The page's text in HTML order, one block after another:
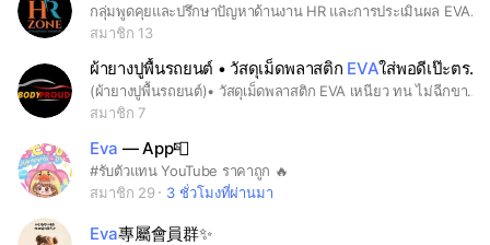
กลุ่มพูดคุยและปรึกษาปัญหาด้านงาน HR และการประเมินผล EVA Smart รุ่น 1
สมาชิก 13
ผ้ายางปูพื้นรถยนต์ • วัสดุเม็ดพลาสติก EVAใส่พอดีเป๊ะตรงรุ่น กันน้ำ
(ผ้ายางปูพื้นรถยนต์)• วัสดุเม็ดพลาสติก EVA เหนียว ทน ไม่ฉีกขาดง่าย• ติดตั้งง่าย วางพอดีเป๊ะ • ผ้ายางไม่มีกลิ่นเหม็น รับประกัน 100%• ขอบสูงป้องกันน้ำหก เศษหินเศษทรายได้ จัดจำหน่ายโดย: BODY PROUD.CO.,LTD 🌟 ผ้ายางตรงรุ่น Toyota fortuner 🌟⛄️ (1ชุด รวม 6ชิ้น) 📮 จัดส่งฟรี ems 🚙 เข้ารูป ขอบสูง ไม่มีกลิ่นเหม็น 💯 📩 Line: @104ufome (มี@ด้วย) 📞 082-818-9169#ผ้ายางตรงรุ่น #ผ้ายาง #ตรงรุ่น #ถาดยางปูพื้นเข้ารูป #ถาดยางรองพื้น #ขอบสูง #ถาดยางขอบสูง #ราคาดี
สมาชิก 7
Eva — App📮
#รับตัวแทน YouTube ราคาถูก 🔥
สมาชิก 29
3 ชั่วโมงที่ผ่านมา
Eva專屬會員群✨️